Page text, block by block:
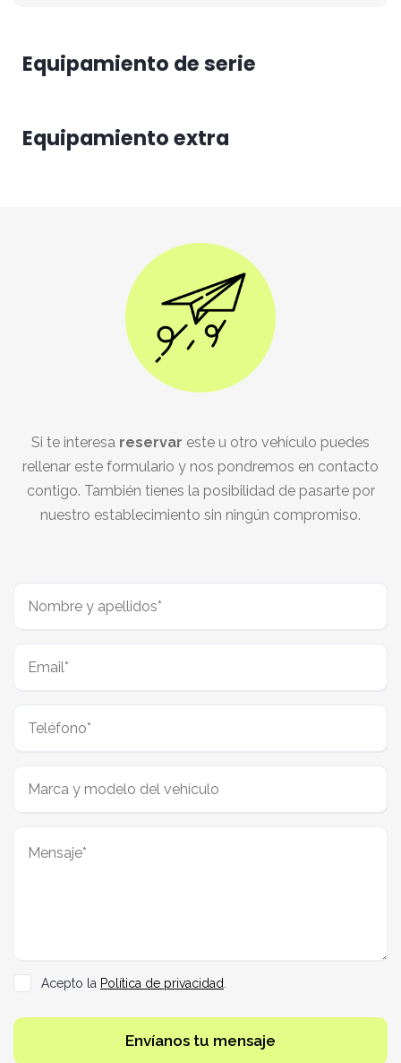
Equipamiento de serie
Equipamiento extra
Si te interesa reservar este u otro vehículo puedes
rellenar este formulario y nos pondremos en contacto
contigo. También tienes la posibilidad de pasarte por
nuestro establecimiento sin ningún compromiso.
Acepto la Política de privacidad
Envíanos tu mensaje